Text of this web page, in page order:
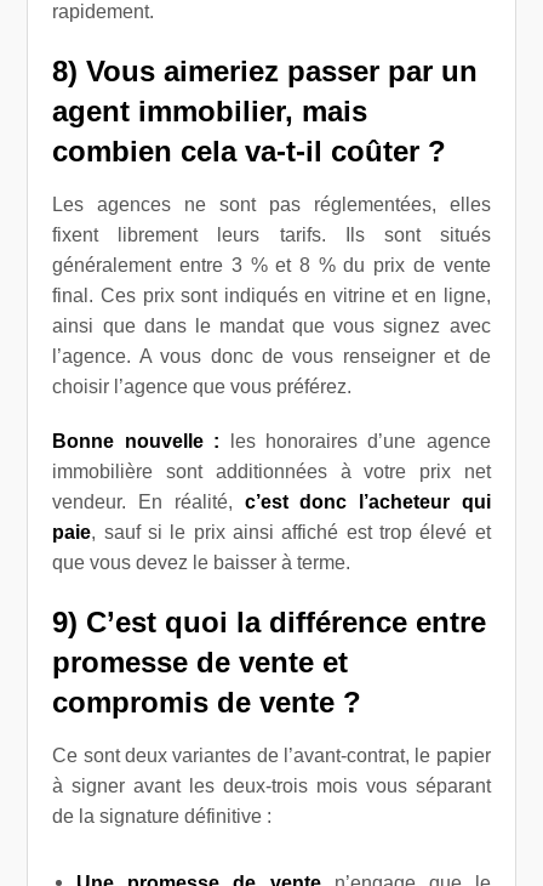
rapidement.
8) Vous aimeriez passer par un
agent immobilier, mais
combien cela va-t-il coûter ?
Les agences ne sont pas réglementées, elles
fixent librement leurs tarifs. Ils sont situés
généralement entre 3 % et 8 % du prix de vente
final. Ces prix sont indiqués en vitrine et en ligne,
ainsi que dans le mandat que vous signez avec
l’agence. A vous donc de vous renseigner et de
choisir l’agence que vous préférez.
Bonne nouvelle : les honoraires d’une agence
immobilière sont additionnées à votre prix net
vendeur. En réalité, c’est donc l’acheteur qui
paie, sauf si le prix ainsi affiché est trop élevé et
que vous devez le baisser à terme.
9) C’est quoi la différence entre
promesse de vente et
compromis de vente ?
Ce sont deux variantes de l’avant-contrat, le papier
à signer avant les deux-trois mois vous séparant
de la signature définitive :